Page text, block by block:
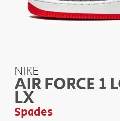
NIKE
AIR FORCE 1
LX
Spades